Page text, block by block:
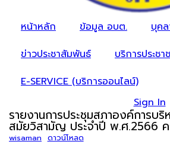
หน้าหลัก ข้อมูล อบต.
บุค
ข่าวประชาสัมพันธ์
บริการประชา
E-SERVICE (บริการออนไลน์)
Sign In
รายงานการประชุมสภาองค์การบ
สมัยวิสามัญ ประจำปี พ.ศ.2566
wisaman ดาวน์โหลด